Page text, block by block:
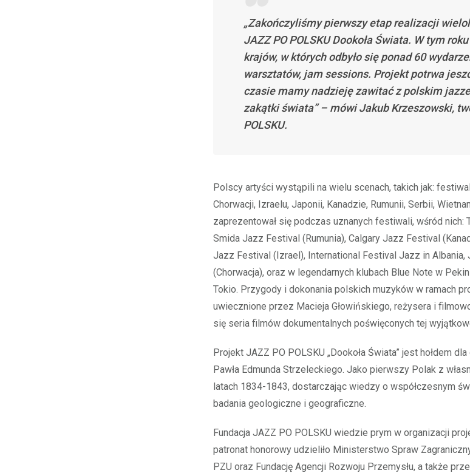
„Zakończyliśmy pierwszy etap realizacji
JAZZ PO POLSKU Dookoła Świata. W tym
krajów, w których odbyło się ponad 60
warsztatów, jam sessions. Projekt potrwa
czasie mamy nadzieję zawitać z polskim
zakątki świata” – mówi Jakub Krzeszowski,
POLSKU.
Polscy artyści wystąpili na wielu scenach, takich jak:
Chorwacji, Izraelu, Japonii, Kanadzie, Rumunii, Serbii,
zaprezentował się podczas uznanych festiwali, wśród nich:
Smida Jazz Festival (Rumunia), Calgary Jazz Festival
Jazz Festival (Izrael), International Festival Jazz in Albania,
(Chorwacja), oraz w legendarnych klubach Blue Note w
Tokio. Przygody i dokonania polskich muzyków w ramach
uwiecznione przez Macieja Głowińskiego, reżysera i
się seria filmów dokumentalnych poświęconych tej
Projekt JAZZ PO POLSKU „Dookoła Świata” jest hołdem
Pawła Edmunda Strzeleckiego. Jako pierwszy Polak z
latach 1834-1843, dostarczając wiedzy o współczesnym
badania geologiczne i geograficzne.
Fundacja JAZZ PO POLSKU wiedzie prym w organizacji
patronat honorowy udzieliło Ministerstwo Spraw
PZU oraz Fundację Agencji Rozwoju Przemysłu, a także